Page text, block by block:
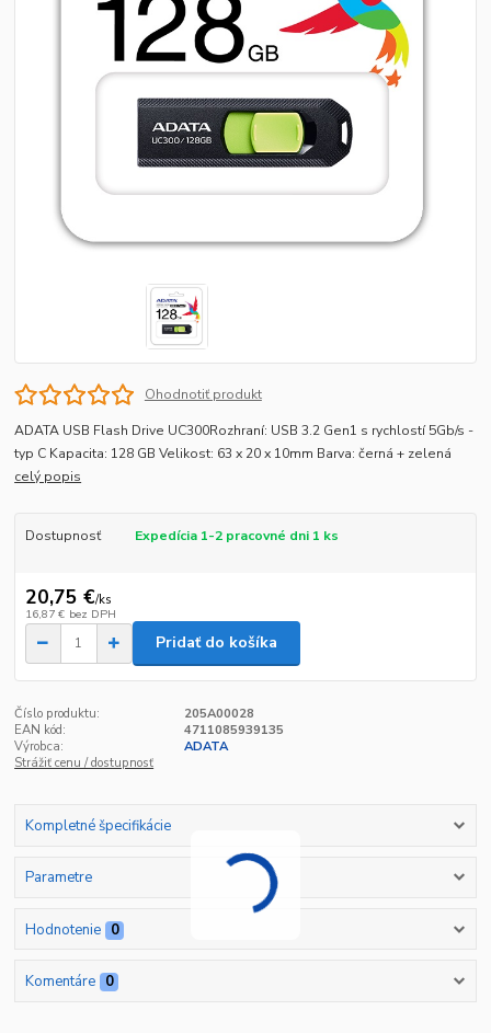
Ohodnotiť produkt
ADATA USB Flash Drive UC300Rozhraní: USB 3.2 Gen1 s rychlostí 5Gb/s -
typ C Kapacita: 128 GB Velikost: 63 x 20 x 10mm Barva: černá + zelená
celý popis
Dostupnosť Expedícia 1-2 pracovné dni 1 ks
20,75 €/ks
16,87 € bez DPH
Pridať do košíka
Číslo produktu:
205A00028
EAN kód:
4711085939135
Výrobca:
ADATA
Strážiť cenu / dostupnosť
Kompletné špecifikácie
Parametre
Hodnotenie 0
Komentáre 0